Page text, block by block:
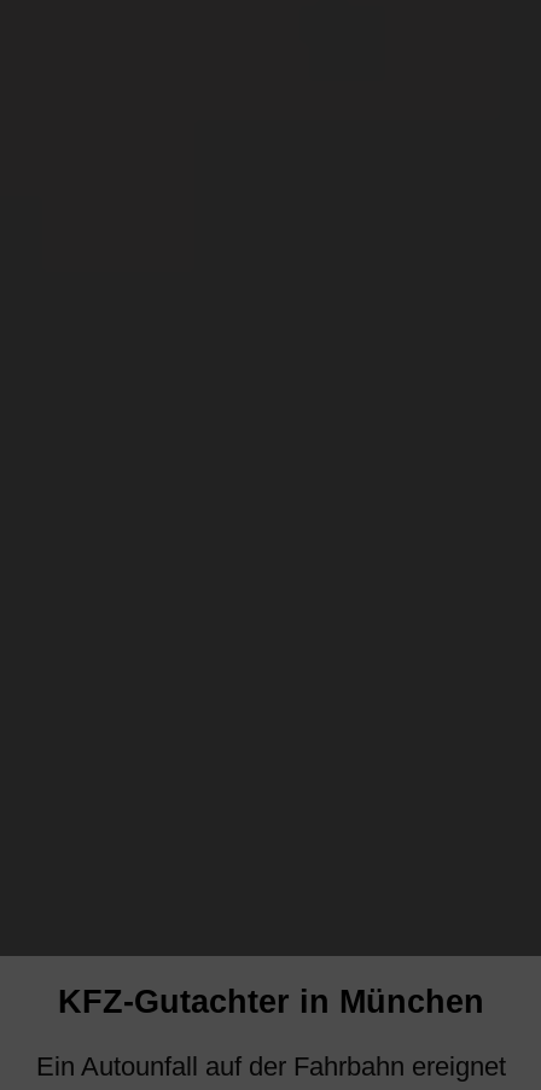
KFZ-Gutachter in München
Ein Autounfall auf der Fahrbahn ereignet